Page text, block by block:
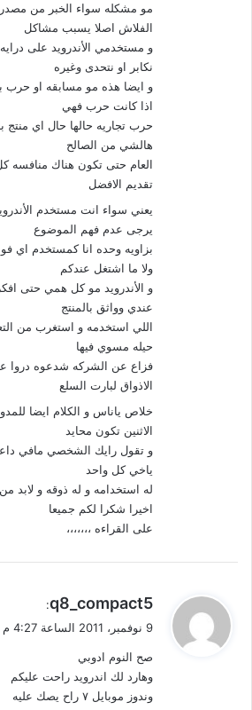
مو مشكله سواء الخبر من مصدر
الفلاش اصلا يسبب مشاكل
و مستخدمي الأندرويد على
نكابر او نتحدى وغيره
و ايضا هذه مو مسابقه او حرب
اذا كانت حرب فهي
حرب تجاريه حالها حال اي
هالشي من الصالح
العام حتى تكون هناك منافسه
تقديم الافضل
يعني سواء انت مستخدم
يرجى عدم فهم الموضوع
بزاويه وحده انا كمستخدم اي
ولا ما اشتغل عندكم
و الأندرويد مو كل همي حتى
عندي وواثق بالمنتج
اللي استخدمه و استغرب من
حيله مسوي فيها
فزاع عن الشركه شدعوه دروا
الاذواق لبارت السلع
خلاص ياناس و الكلام ايضا
الاثنين تكون محايد
و تقول رايك الشخصي مافي
ياخي كل واحد
له استخدامه و له ذوقه و لابد
اخيرا شكرا لكم جميعا
على القراءه ،،،،،،،
ي
ل
q8_compact5
:
9 نوفمبر، 2011 الساعة 4:27 م
صح النوم ادوبي
وهارد لك اندرويد راحت عليكم
وندوز موبايل ٧ راح يصك عليه